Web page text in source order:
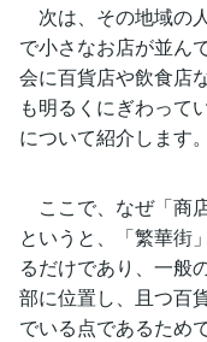
次は、その地域の
で小さなお店が並ん
会に百貨店や飲食店
も明るくにぎわって
について紹介します。
ここで、なぜ「商
というと、「繁華街
るだけであり、一般
部に位置し、且つ百
でいる点であるためで